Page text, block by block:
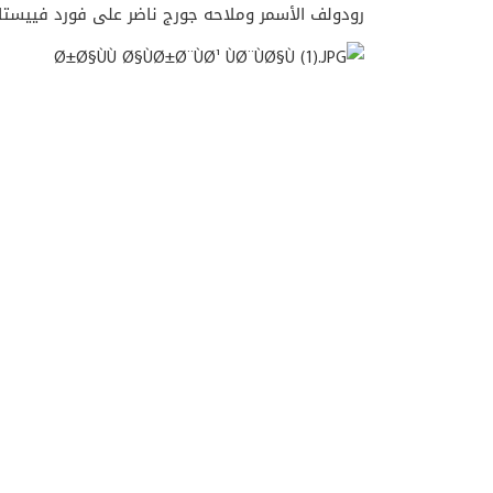
رودولف الأسمر وملاحه جورج ناضر على فورد فييستا أر 5 المركز